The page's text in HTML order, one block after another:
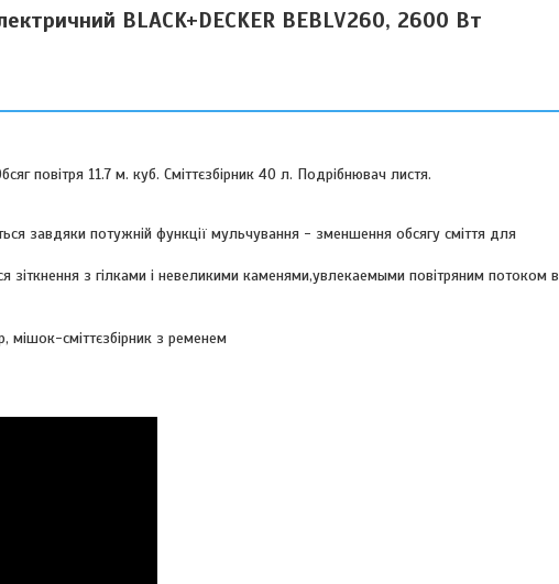
BLACK+DECKER BEBLV260, 2600 Вт
повітря 11.7 м. куб. Сміттєзбірник 40 л. Подрібнювач листя.
завдяки потужній функції мульчування - зменшення обсягу сміття для
зіткнення з гілками і невеликими каменями,увлекаемыми повітряним потоком в
мішок-сміттєзбірник з ременем